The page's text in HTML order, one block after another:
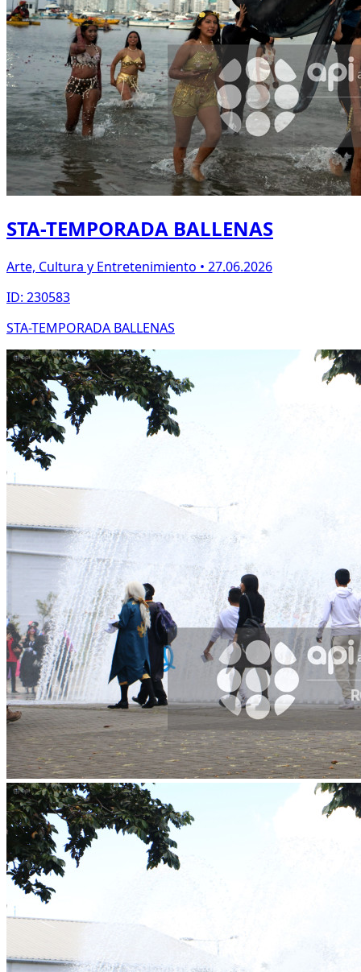
STA-TEMPORADA BALLENAS
Arte, Cultura y Entretenimiento • 27.06.2026
ID: 230583
STA-TEMPORADA BALLENAS